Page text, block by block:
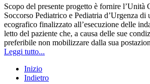
Scopo del presente progetto è fornire l’Unità
Soccorso Pediatrico e Pediatria d’Urgenza di
ecografico finalizzato all’esecuzione delle
letto del paziente che, a causa delle sue
preferibile non mobilizzare dalla sua
Leggi tutto...
Inizio
Indietro